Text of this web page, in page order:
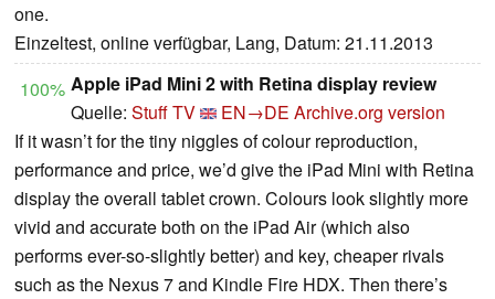
one.
Einzeltest, online verfügbar, Lang, Datum: 21.11.2013
100% Apple iPad Mini 2 with Retina display review
Quelle: Stuff TV EN→DE Archive.org version
If it wasn’t for the tiny niggles of colour reproduction,
performance and price, we’d give the iPad Mini with Retina
display the overall tablet crown. Colours look slightly more
vivid and accurate both on the iPad Air (which also
performs ever-so-slightly better) and key, cheaper rivals
such as the Nexus 7 and Kindle Fire HDX. Then there’s